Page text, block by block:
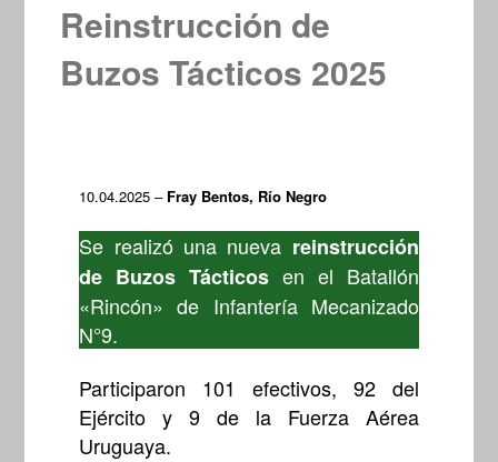
Reinstrucción de
Buzos Tácticos 2025
10.04.2025 – Fray Bentos, Río Negro
Se realizó una nueva reinstrucción
de Buzos Tácticos en el Batallón
«Rincón» de Infantería Mecanizado
N°9.
Participaron 101 efectivos, 92 del
Ejército y 9 de la Fuerza Aérea
Uruguaya.